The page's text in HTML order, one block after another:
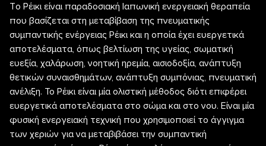
Τo Ρέικι είναι παραδοσιακή Iαπωνική ενεργειακή θεραπεία
που βασίζεται στη μεταβίβαση της πνευματικής
συμπαντικής ενέργειας Ρέικι και η οποία έχει ευεργετικά
αποτελέσματα, όπως βελτίωση της υγείας, σωματική
ευεξία, χαλάρωση, νοητική ηρεμία, αισιοδοξία, ανάπτυξη
θετικών συναισθημάτων, ανάπτυξη συμπόνιας, πνευματική
ανέλιξη. Το Ρέικι είναι μία ολιστική μέθοδος διότι επιφέρει
ευεργετικά αποτελέσματα στο σώμα και στο νου. Είναι μία
φυσική ενεργειακή τεχνική που χρησιμοποιεί το άγγιγμα
των χεριών για να μεταβιβάσει την συμπαντική